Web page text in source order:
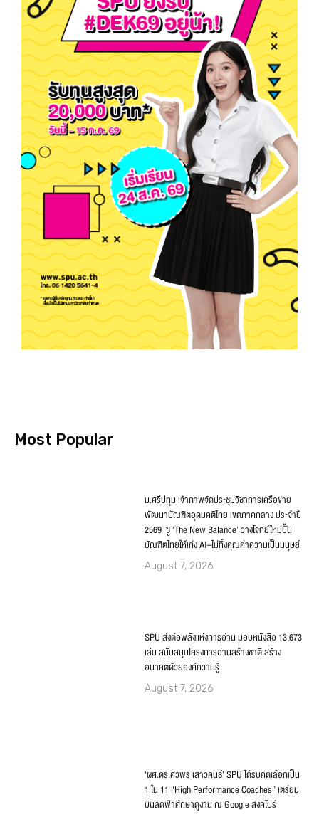
Most Popular
ม.ศรีปทุม เจ้าภาพจัดประชุมวิชาการเครือข่าย
พัฒนาบัณฑิตอุดมคติไทย เขตภาคกลาง ประจำปี
2569 ชู ‘The New Balance’ วางโจทย์ใหม่ปั้น
บัณฑิตไทยให้เก่ง AI–ไม่ทิ้งคุณค่าความเป็นมนุษย์
August 7, 2026
SPU ส่งต่อพลังแห่งการอ่าน มอบหนังสือ 13,673
เล่ม สนับสนุนโครงการอ่านสร้างชาติ สร้าง
อนาคตด้วยองค์ความรู้
August 7, 2026
‘ผศ.ดร.ศิวพร เสาวคนธ์’ SPU ได้รับคัดเลือกเป็น
1 ใน 11 “High Performance Coaches” เตรียม
บินลัดฟ้าศึกษาดูงาน ณ Google สิงคโปร์